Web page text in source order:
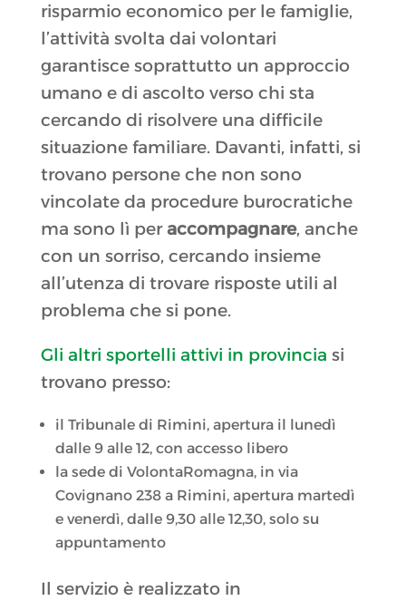
risparmio economico per le famiglie,
l’attività svolta dai volontari
garantisce soprattutto un approccio
umano e di ascolto verso chi sta
cercando di risolvere una difficile
situazione familiare. Davanti, infatti, si
trovano persone che non sono
vincolate da procedure burocratiche
ma sono lì peraccompagnare, anche
con un sorriso, cercando insieme
all’utenza di trovare risposte utili al
problema che si pone.
Gli altri sportelli attivi in provincia si
trovano presso:
il Tribunale di Rimini, apertura il lunedì
dalle 9 alle 12, con accesso libero
la sede di VolontaRomagna, in via
Covignano 238 a Rimini, apertura martedì
e venerdì, dalle 9,30 alle 12,30, solo su
appuntamento
Il servizio è realizzato in